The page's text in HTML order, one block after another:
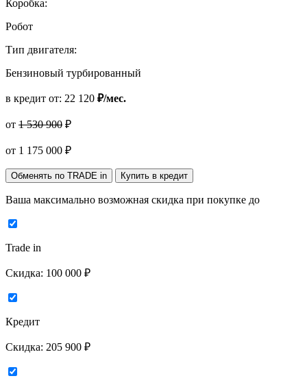
Коробка:
Робот
Тип двигателя:
Бензиновый турбированный
в кредит от: 22 120 ₽/мес.
от 1 530 900 ₽
от 1 175 000 ₽
Обменять по TRADE in Купить в кредит
Ваша максимально возможная скидка при покупке до
Trade in
Скидка: 100 000 ₽
Кредит
Скидка: 205 900 ₽